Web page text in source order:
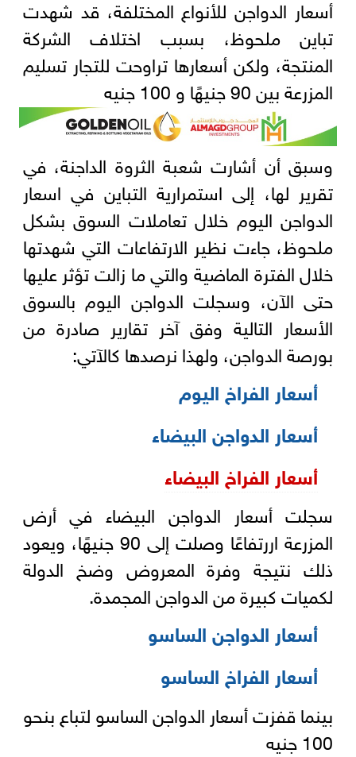
أسعار الدواجن للأنواع المختلفة، قد شهدت
تباين ملحوظ، بسبب اختلاف الشركة
المنتجة، ولكن أسعارها تراوحت للتجار تسليم
المزرعة بين 90 جنيهًا و 100 جنيه
وسبق أن أشارت شعبة الثروة الداجنة، في
تقرير لها، إلى استمرارية التباين في اسعار
الدواجن اليوم خلال تعاملات السوق بشكل
ملحوظ، جاءت نظير الارتفاعات التي شهدتها
خلال الفترة الماضية والتي ما زالت تؤثر عليها
حتى الآن، وسجلت الدواجن اليوم بالسوق
الأسعار التالية وفق آخر تقارير صادرة من
بورصة الدواجن، ولهذا نرصدها كالآتي:
أسعار الفراخ اليوم
أسعار الدواجن البيضاء
أسعار الفراخ البيضاء
سجلت أسعار الدواجن البيضاء في أرض
المزرعة اررتفاعًا وصلت إلى 90 جنيهًا، ويعود
ذلك نتيجة وفرة المعروض وضخ الدولة
لكميات كبيرة من الدواجن المجمدة.
أسعار الدواجن الساسو
أسعار الفراخ الساسو
بينما قفزت أسعار الدواجن الساسو لتباع بنحو
100 جنيه